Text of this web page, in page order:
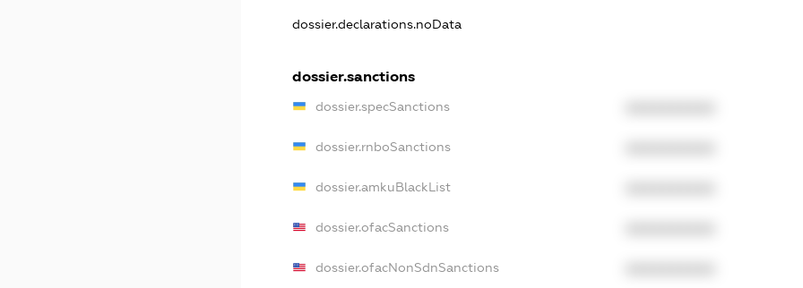
dossier.declarations.noData
dossier.sanctions
dossier.specSanctions
dossier.rnboSanctions
dossier.amkuBlackList
dossier.ofacSanctions
dossier.ofacNonSdnSanctions